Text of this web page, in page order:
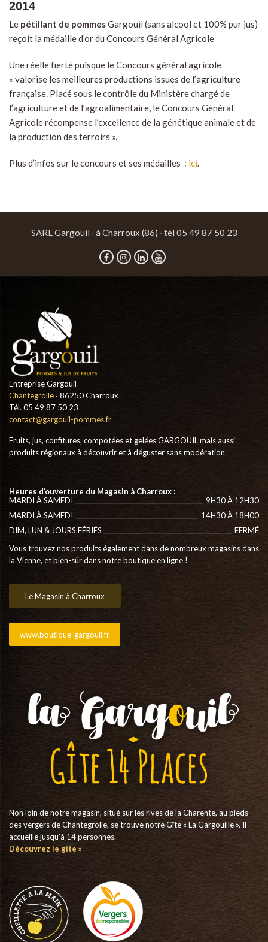
2014
Le pétillant de pommesGargouil (sans alcool et 100% pur jus)
reçoit la médaille d’or du Concours Général Agricole
Une réelle fierté puisque le Concours général agricole
« valorise les meilleures productions issues de l’agriculture
française. Placé sous le contrôle du Ministère chargé de
l’agriculture et de l’agroalimentaire, le Concours Général
Agricole récompense l’excellence de la génétique animale et de
la production des terroirs ».
Plus d’infos sur le concours et ses médailles : ici.
SARL Gargouil ∙ à Charroux (86) ∙ tél 05 49 87 50 23
Entreprise Gargouil
Chantegrolle ∙ 86250 Charroux
Tél. 05 49 87 50 23
contact@gargouil-pommes.fr
Fruits, jus, confitures, compotées et gelées GARGOUIL mais aussi
produits régionaux à découvrir et à déguster sans modération.
Heures d’ouverture du Magasin à Charroux :
MARDI À SAMEDI
9H30 À 12H30
MARDI À SAMEDI
14H30 À 18H00
DIM, LUN & JOURS FÉRIÉS
FERMÉ
Vous trouvez nos produits également dans de nombreux magasins dans
la Vienne, et bien-sûr dans notre boutique en ligne !
Le Magasin à Charroux
www.boutique-gargouil.fr
Non loin de notre magasin, situé sur les rives de la Charente, au pieds
des vergers de Chantegrolle, se trouve notre Gîte « La Gargouille ». Il
accueille jusqu’à 14 personnes.
Découvrez le gîte »